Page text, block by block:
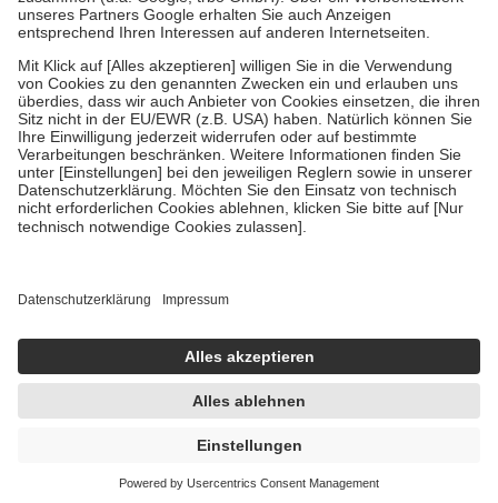
Um das Engagement der Versicherten für ihre eigene Gesundheit zu
stärken und die besondere Stellung der Familie zu unterstützen,
fallenkeine Zuzahlungenan bei:
• Kindern und Jugendlichen bis zum vollendeten 18. Lebensjahr
mit Ausnahme der Fahrkosten
• Untersuchungen zur Vorsorge und Früherkennung, die von der
GKV getragen werden
• empfohlenen Schutzimpfungen
• Harn- und Blutteststreifen
getroffen, um sicherzustellen, dass es sich um echte Bewertungen
https://help.etrusted.com/hc/de/articles/4419944605341
Einige Bilder und Inhalte wurden unter Zuhilfenahme künstlicher